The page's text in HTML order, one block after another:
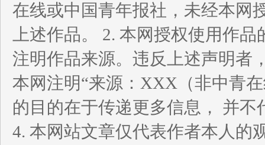
在线或中国青年报社，未经本网
上述作品。 2. 本网授权使用作
注明作品来源。违反上述声明者
本网注明“来源：XXX（非中青
的目的在于传递更多信息， 并
4. 本网站文章仅代表作者本人的